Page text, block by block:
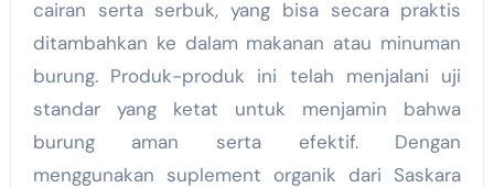
cairan serta serbuk, yang bisa secara praktis
ditambahkan ke dalam makanan atau minuman
burung. Produk-produk ini telah menjalani uji
standar yang ketat untuk menjamin bahwa
burung aman serta efektif. Dengan
menggunakan suplement organik dari Saskara